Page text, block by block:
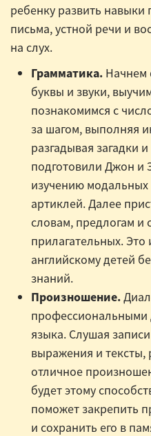
ребенку развить навыки
письма, устной речи и
на слух.
Грамматика. Начнем
буквы и звуки,
познакомимся с
за шагом, выполняя
разгадывая загадки
подготовили Джон и
изучению модальных
артиклей. Далее
словам, предлогам и
прилагательных.
английскому детей
знаний.
Произношение.
языка. Слушая
выражения и тексты,
отличное
будет этому
поможет закрепить
и сохранить его в